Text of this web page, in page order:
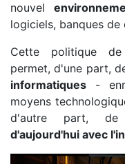
nouvel
logiciels, banques
Cette politique
permet, d'une part,
informatiques -
moyens
d'autre part,
d'aujourd'hui avec